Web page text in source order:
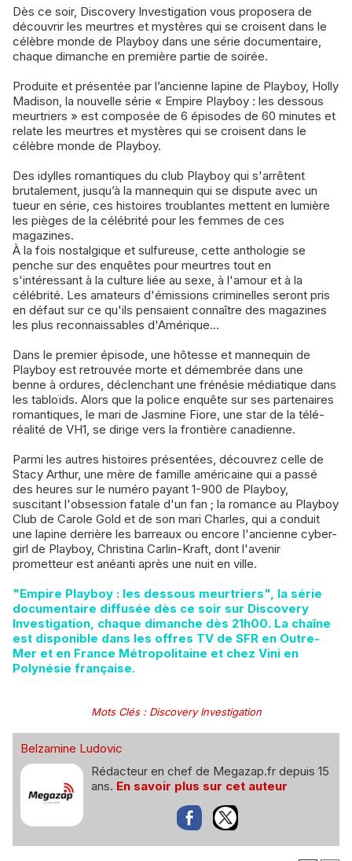
Dès ce soir, Discovery Investigation vous proposera de
découvrir les meurtres et mystères qui se croisent dans le
célèbre monde de Playboy dans une série documentaire,
chaque dimanche en première partie de soirée.
Produite et présentée par l’ancienne lapine de Playboy, Holly
Madison, la nouvelle série « Empire Playboy : les dessous
meurtriers » est composée de 6 épisodes de 60 minutes et
relate les meurtres et mystères qui se croisent dans le
célèbre monde de Playboy.
Des idylles romantiques du club Playboy qui s'arrêtent
brutalement, jusqu’à la mannequin qui se dispute avec un
tueur en série, ces histoires troublantes mettent en lumière
les pièges de la célébrité pour les femmes de ces
magazines.
À la fois nostalgique et sulfureuse, cette anthologie se
penche sur des enquêtes pour meurtres tout en
s'intéressant à la culture liée au sexe, à l'amour et à la
célébrité. Les amateurs d'émissions criminelles seront pris
en défaut sur ce qu'ils pensaient connaître des magazines
les plus reconnaissables d'Amérique...
Dans le premier épisode, une hôtesse et mannequin de
Playboy est retrouvée morte et démembrée dans une
benne à ordures, déclenchant une frénésie médiatique dans
les tabloïds. Alors que la police enquête sur ses partenaires
romantiques, le mari de Jasmine Fiore, une star de la télé-
réalité de VH1, se dirige vers la frontière canadienne.
Parmi les autres histoires présentées, découvrez celle de
Stacy Arthur, une mère de famille américaine qui a passé
des heures sur le numéro payant 1-900 de Playboy,
suscitant l'obsession fatale d'un fan ; la romance au Playboy
Club de Carole Gold et de son mari Charles, qui a conduit
une lapine derrière les barreaux ou encore l'ancienne cyber-
girl de Playboy, Christina Carlin-Kraft, dont l'avenir
prometteur est anéanti après une nuit en ville.
"Empire Playboy : les dessous meurtriers", la série
documentaire diffusée dès ce soir sur Discovery
Investigation, chaque dimanche dès 21h00. La chaîne
est disponible dans les offres TV de SFR en Outre-
Mer et en France Métropolitaine et chez Vini en
Polynésie française.
Mots Clés: Discovery Investigation
Belzamine Ludovic
Rédacteur en chef de Megazap.fr depuis 15
ans. En savoir plus sur cet auteur